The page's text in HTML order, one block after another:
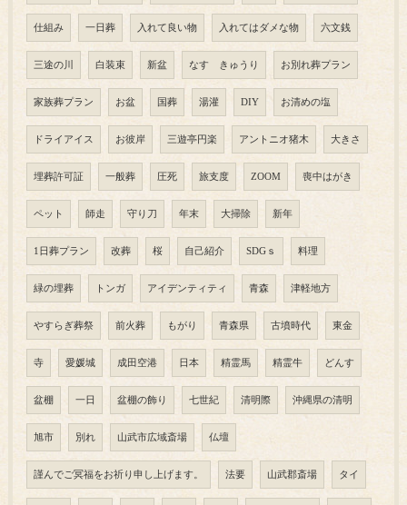
仕組み 一日葬 入れて良い物 入れてはダメな物 六文銭
三途の川 白装束 新盆 なす きゅうり お別れ葬プラン
家族葬プラン お盆 国葬 湯灌 DIY お清めの塩
ドライアイス お彼岸 三遊亭円楽 アントニオ猪木 大きさ
埋葬許可証 一般葬 圧死 旅支度 ZOOM 喪中はがき
ペット 師走 守り刀 年末 大掃除 新年
1日葬プラン 改葬 桜 自己紹介 SDGｓ 料理
緑の埋葬 トンガ アイデンティティ 青森 津軽地方
やすらぎ葬祭 前火葬 もがり 青森県 古墳時代 東金
寺 愛媛城 成田空港 日本 精霊馬 精霊牛 どんす
盆棚 一日 盆棚の飾り 七世紀 清明際 沖縄県の清明
旭市 別れ 山武市広域斎場 仏壇
謹んでご冥福をお祈り申し上げます。 法要 山武郡斎場 タイ